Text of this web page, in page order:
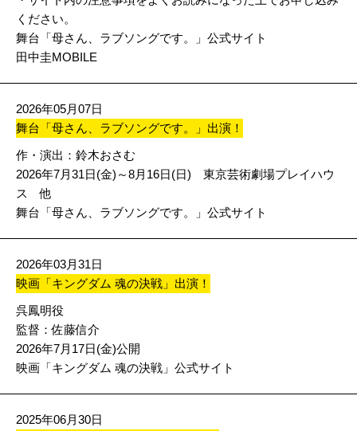
ください。
舞台「母さん、ラブソングです。」公式サイト
田中圭MOBILE
2026年05月07日
舞台「母さん、ラブソングです。」出演！
作・演出：鈴木おさむ
2026年7月31日(金)～8月16日(日) 東京芸術劇場プレイハウ
ス 他
舞台「母さん、ラブソングです。」公式サイト
2026年03月31日
映画「キングダム 魂の決戦」出演！
呉鳳明役
監督：佐藤信介
2026年7月17日(金)公開
映画「キングダム 魂の決戦」公式サイト
2025年06月30日